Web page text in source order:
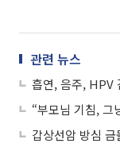
관련 뉴스
흡연, 음주, HPV
“부모님 기침,
갑상선암 방심